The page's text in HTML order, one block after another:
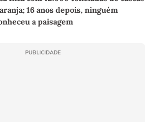
16 anos depois, ninguém
a paisagem
PUBLICIDADE